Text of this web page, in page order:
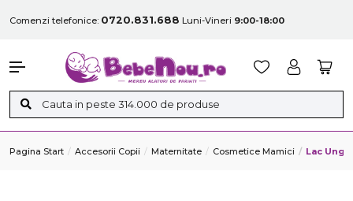
Comenzi telefonice: 0720.831.688 Luni-Vineri 9:00-18:00
Pagina Start Accesorii Copii Maternitate Cosmetice Mamici Lac